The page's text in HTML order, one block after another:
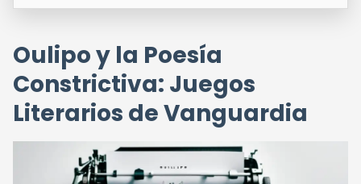
Oulipo y la Poesía
Constrictiva: Juegos
Literarios de Vanguardia